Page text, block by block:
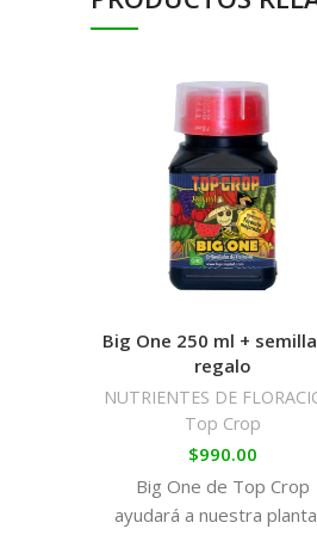
Big One 250 ml +
regalo
NUTRIENTES DE
Top Crop
$990.00
Big One de Top Crop
ayudará a nuestra